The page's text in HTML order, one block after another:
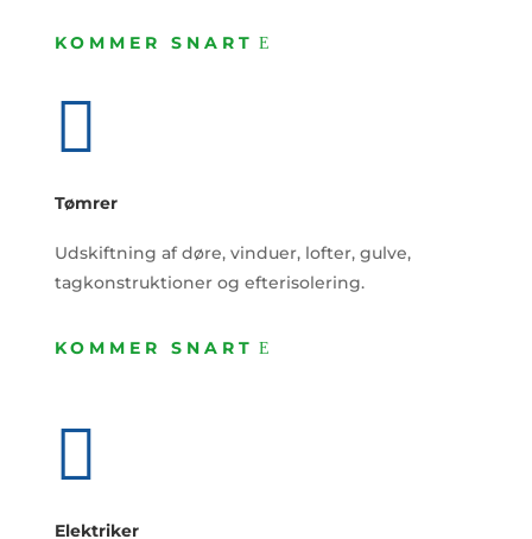
KOMMER SNART

Tømrer
Udskiftning af døre, vinduer, lofter, gulve,
tagkonstruktioner og efterisolering.
KOMMER SNART

Elektriker